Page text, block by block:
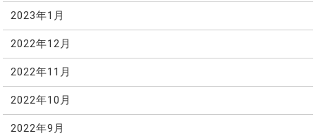
2023年1月
2022年12月
2022年11月
2022年10月
2022年9月